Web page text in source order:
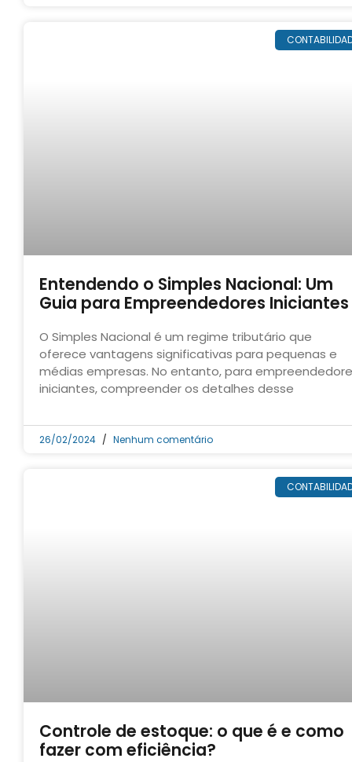
Entendendo o Simples Nacional: Um
Guia para Empreendedores Iniciantes
O Simples Nacional é um regime tributário que
oferece vantagens significativas para pequenas e
médias empresas. No entanto, para
iniciantes, compreender os detalhes desse
26/02/2024 Nenhum comentário
Controle de estoque: o que é e como
fazer com eficiência?